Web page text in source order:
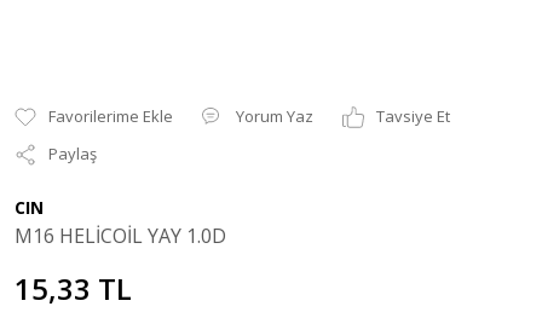
Yorum Yaz
Tavsiye Et
Paylaş
CIN
M16 HELİCOİL YAY 1.0D
15,33 TL